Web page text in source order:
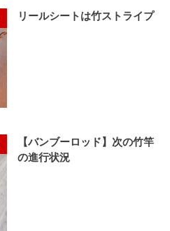
リールシートは竹ストライプ
【バンブーロッド】次の竹竿
の進行状況